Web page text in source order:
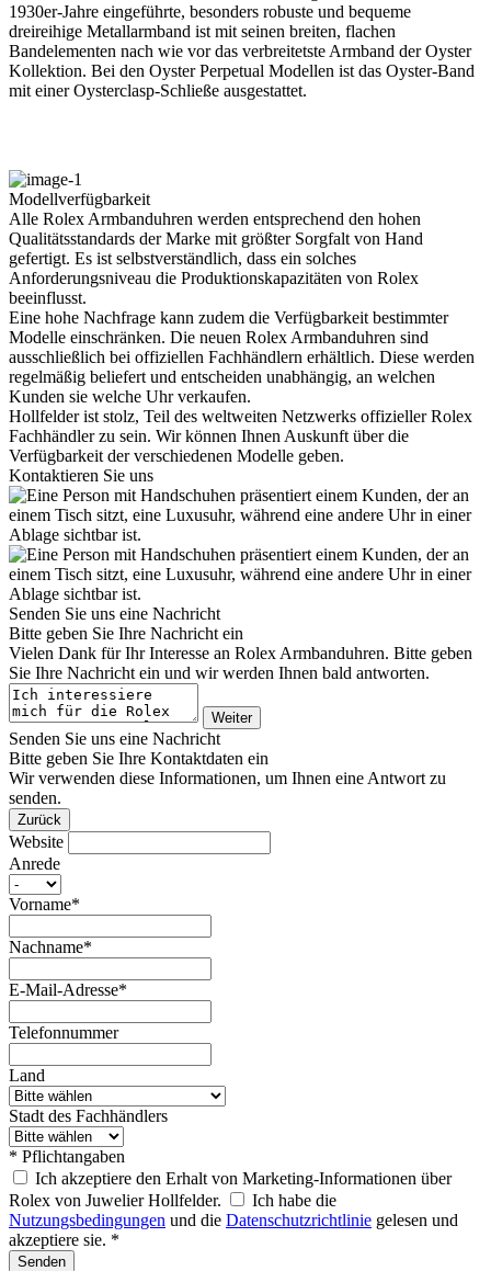
1930er­-Jahre eingeführte, besonders robuste und bequeme
dreireihige Metallarmband ist mit seinen breiten, flachen
Bandelementen nach wie vor das verbreitetste Armband der Oyster
Kollektion. Bei den Oyster Perpetual Modellen ist das Oyster-Band
mit einer Oysterclasp-Schließe ausgestattet.
Modellverfügbarkeit
Alle Rolex Armbanduhren werden entsprechend den hohen
Qualitätsstandards der Marke mit größter Sorgfalt von Hand
gefertigt. Es ist selbstverständlich, dass ein solches
Anforderungsniveau die Produktions­kapazitäten von Rolex
beeinflusst.
Eine hohe Nachfrage kann zudem die Verfügbarkeit bestimmter
Modelle einschränken. Die neuen Rolex Armbanduhren sind
ausschließlich bei offiziellen Fachhändlern erhältlich. Diese werden
regelmäßig beliefert und entscheiden unabhängig, an welchen
Kunden sie welche Uhr verkaufen.
Hollfelderist stolz, Teil des weltweiten Netzwerks offiziellerRolex
Fachhändler zu sein. Wir können Ihnen Auskunft über die
Verfügbarkeit der verschiedenen Modelle geben.
Kontaktieren Sie uns
Senden Sie uns eine Nachricht
Bitte geben Sie Ihre Nachricht ein
Vielen Dank für Ihr Interesse an Rolex Armbanduhren. Bitte geben
Sie Ihre Nachricht ein und wir werden Ihnen bald antworten.
Weiter
Senden Sie uns eine Nachricht
Bitte geben Sie Ihre Kontaktdaten ein
Wir verwenden diese Informationen, um Ihnen eine Antwort zu
senden.
Zurück
Website
Anrede
Vorname*
Nachname*
E-Mail-Adresse*
Telefonnummer
Land
Stadt des Fachhändlers
* Pflichtangaben
Ich akzeptiere den Erhalt von Marketing-Informationen über
Rolex von Juwelier Hollfelder.
Ich habe die
Nutzungsbedingungen und die Datenschutzrichtlinie gelesen und
akzeptiere sie. *
Senden